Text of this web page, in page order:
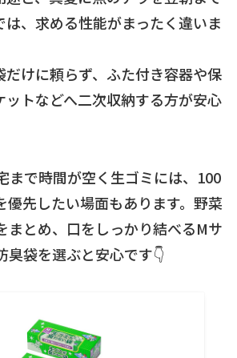
、求める性能がまったく違いま
けに頼らず、ふた付き容器や保
トなどへ二次収納する方が安心
まで時間が空く生ゴミには、100
優先したい場面もあります。野菜
まとめ、口をしっかり結べるMサ
臭袋を選ぶと安心です👇